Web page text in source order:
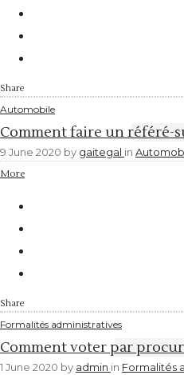
Share
Automobile
Comment faire un référé-
9 June 2020 by gaitegal in
More
Share
Formalités administratives
Comment voter par
1 June 2020 by admin in Formalités